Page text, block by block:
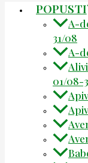
POPUSTI
A-
31/08
A-
01/08-